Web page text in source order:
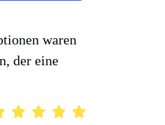
waren
der eine